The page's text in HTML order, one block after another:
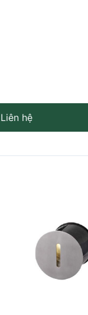
Đèn âm
Đèn LED để
Đèn thả bàn
Đèn LED
Liên hệ